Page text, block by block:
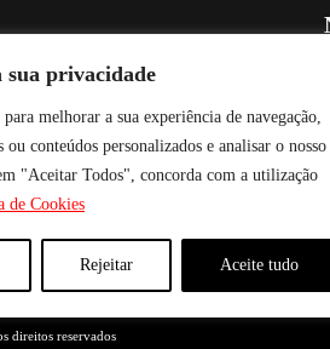
sua privacidade
melhorar a sua experiência de navegação,
ou conteúdos personalizados e analisar o nosso
"Aceitar Todos", concorda com a utilização
de Cookies
Rejeitar Aceite tudo
para o fabrico de soluções de optimização
Os nossos produtos são fabricados com
com acabamento a Epóxi,
e textura de excelente qualidade e
produtos para entrega imediata.
direitos reservados